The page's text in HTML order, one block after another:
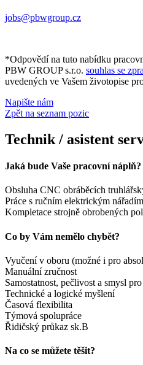
jobs@pbwgroup.cz
*Odpovědí na tuto nabídku
PBW GROUP s.r.o. souhlas se
uvedených ve Vašem životopise
Napište nám
Zpět na seznam pozic
Technik / asistent
Jaká bude Vaše pracovní náplň?
Obsluha CNC obráběcích
Práce s ručním elektrickým nářadím
Kompletace strojně obrobených
Co by Vám nemělo chybět?
Vyučení v oboru (možné i pro
Manuální zručnost
Samostatnost, pečlivost a smysl
Technické a logické myšlení
Časová flexibilita
Týmová spolupráce
Řidičský průkaz sk.B
Na co se můžete těšit?